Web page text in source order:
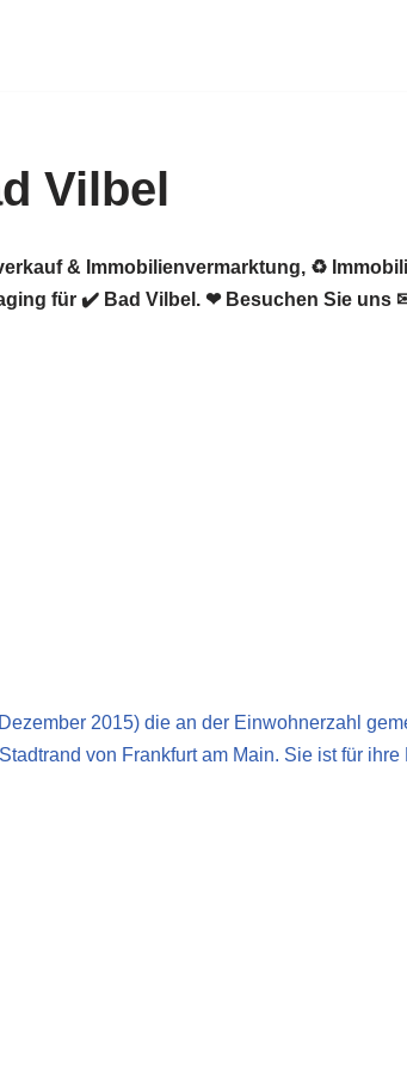
Vilbel
& Immobilienvermarktung, ♻
für ✔️ Bad Vilbel. ❤ Besuchen Sie uns
2015) die an der Einwohnerzahl
von Frankfurt am Main. Sie ist für